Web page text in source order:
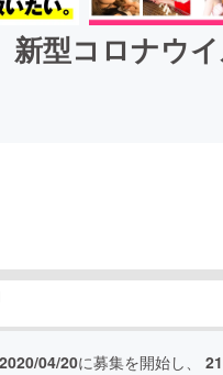
新型コロナウ
2020/04/20に募集を開始し、 21